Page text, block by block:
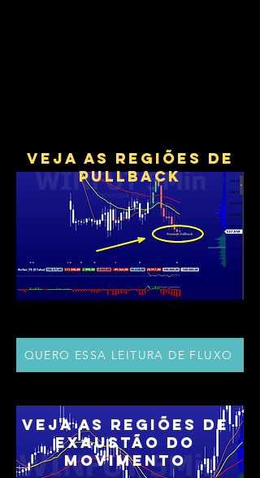
VEJA AS REGIÕES DE
PULLBACK
QUERO ESSA LEITURA DE FLUXO
VEJA AS REGIÕES DE
EXAUSTÃO DO
MOVIMENTO